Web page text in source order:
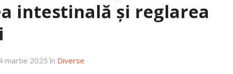
intestinală și reglarea
martie 2025 în Diverse